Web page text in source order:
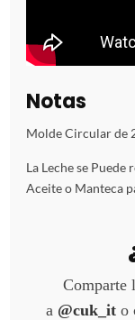
Notas
Molde Circular de
La Leche se
Aceite o Manteca
Comparte
a @cuk_it o